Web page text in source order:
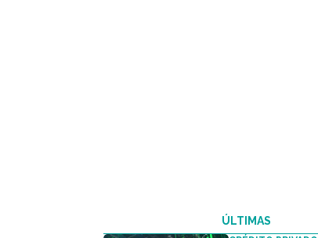
ÚLTIMAS